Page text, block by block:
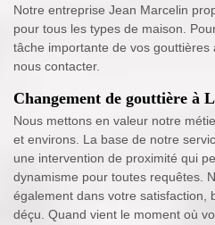
Notre entreprise Jean Marcelin
pour tous les types de maison.
tâche importante de vos gouttières
nous contacter.
Changement de gouttière à
Nous mettons en valeur notre
et environs. La base de notre
une intervention de proximité qui
dynamisme pour toutes requêtes.
également dans votre satisfaction,
déçu. Quand vient le moment où